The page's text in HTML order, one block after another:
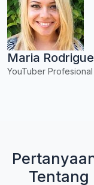
Maria
YouTuber Profesional
Tentang